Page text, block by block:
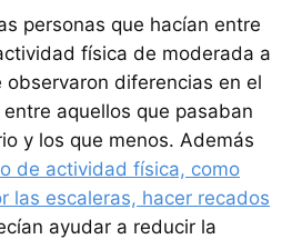
personas que hacían entre
física de moderada a
diferencias en el
aquellos que pasaban
y los que menos. Además
de actividad física, como
las escaleras, hacer recados
ayudar a reducir la